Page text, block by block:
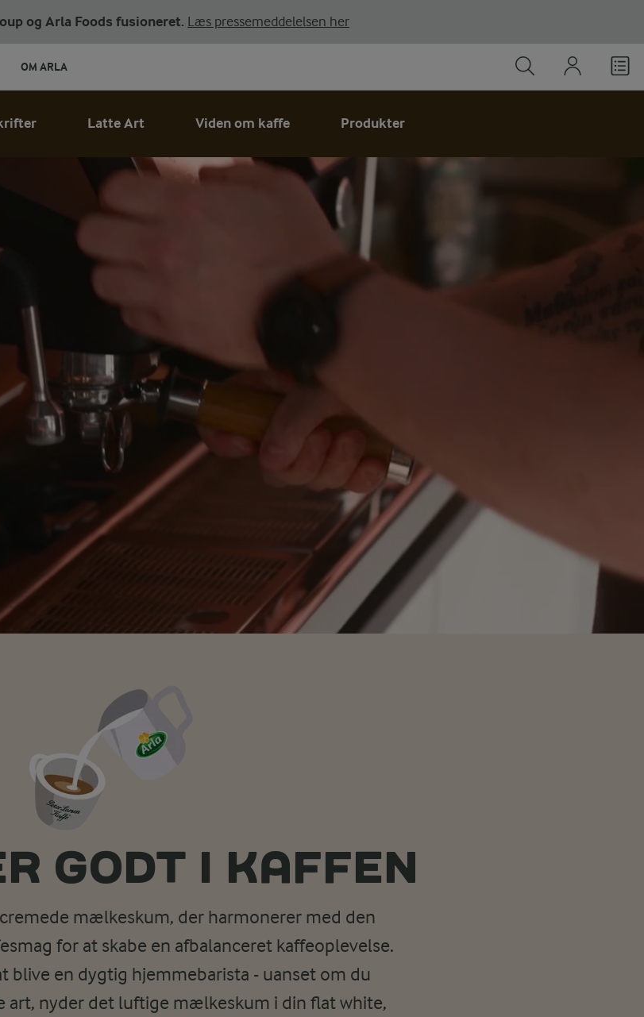
og Arla Foods fusioneret. Læs pressemeddelelsen her
OM ARLA
Latte Art Viden om kaffe Produkter
GODT I KAFFEN
mælkeskum, der harmonerer med den
for at skabe en afbalanceret kaffeoplevelse.
blive en dygtig hjemmebarista - uanset om du
art, nyder det luftige mælkeskum i din flat white,